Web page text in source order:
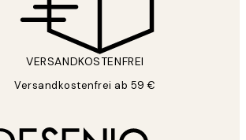
VERSANDKOSTENFREI
Versandkostenfrei ab 59 €